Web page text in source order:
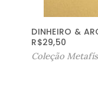
DINHEIRO &
R$29,50
Coleção